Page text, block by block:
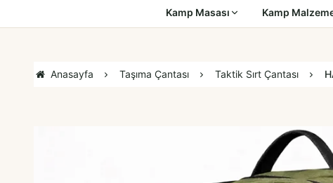
Kamp Masası Kamp
Anasayfa Taşıma Çantası Taktik Sırt Çantası